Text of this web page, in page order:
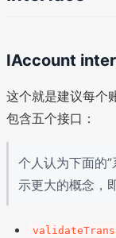
IAccount
这个就是建议每个
包含五个接口：
个人认为下面的”
示更大的概念，